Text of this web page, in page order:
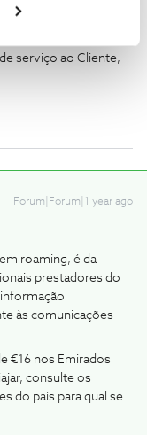
involuntário da
deparar-me com a
serviço ao Cliente,
Forum|Forum|1 year ago
roaming, é da
prestadores do
às comunicações
€16 nos Emirados
consulte os
do país para qual se